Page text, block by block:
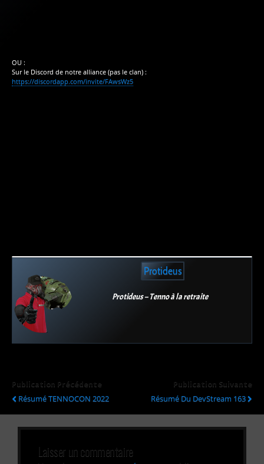
OU :
Sur le Discord de notre alliance (pas le clan) :
https://discordapp.com/invite/FAwsWz5
Protideus
Protideus – Tenno à la retraite
Publication Précédente
Résumé TENNOCON 2022
Publication Suivante
Résumé Du DevStream 163
Laisser un commentaire